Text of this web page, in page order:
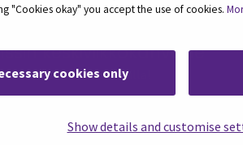
"Cookies okay" you accept the use of cookies.
cookies only
Show details and customise
keskiviikkokahveille
Nähdään kahveilla!